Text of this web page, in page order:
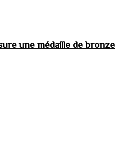
une médaille de bronze